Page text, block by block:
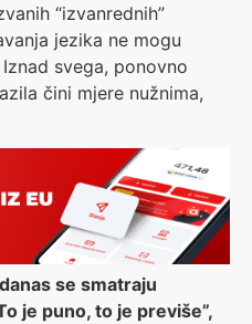
“izvanrednih”
jezika ne mogu
svega, ponovno
čini mjere nužnima,
se smatraju
je puno, to je previše”,